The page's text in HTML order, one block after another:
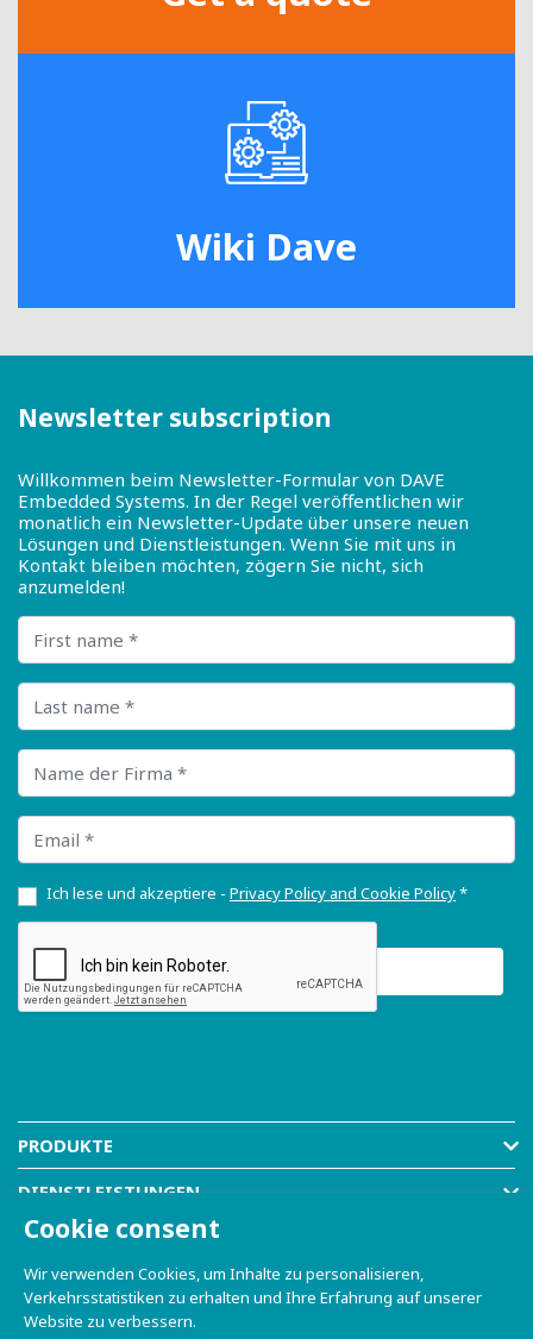
Wiki Dave
Newsletter subscription
Willkommen beim Newsletter-Formular von DAVE
Embedded Systems. In der Regel veröffentlichen wir
monatlich ein Newsletter-Update über unsere neuen
Lösungen und Dienstleistungen. Wenn Sie mit uns in
Kontakt bleiben möchten, zögern Sie nicht, sich
anzumelden!
First name
Last name
Name der Firma
Email
Ich lese und akzeptiere - Privacy Policy and Cookie Policy*
PRODUKTE
DIENSTLEISTUNGEN
RESOURCES
COMPANY
SHOP
Cookie consent
Wir verwenden Cookies, um Inhalte zu personalisieren,
Verkehrsstatistiken zu erhalten und Ihre Erfahrung auf unserer
Website zu verbessern.